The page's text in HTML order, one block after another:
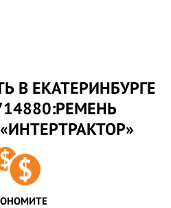
В ЕКАТЕРИНБУРГЕ